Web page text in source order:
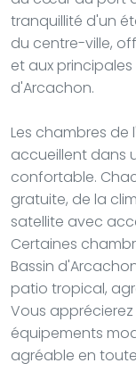
tranquillité d'un
du centre-ville,
et aux
d'Arcachon.
Les chambres de
accueillent dans
confortable.
gratuite, de la
satellite avec
Certaines
Bassin
patio tropical,
Vous
équipements
agréable en